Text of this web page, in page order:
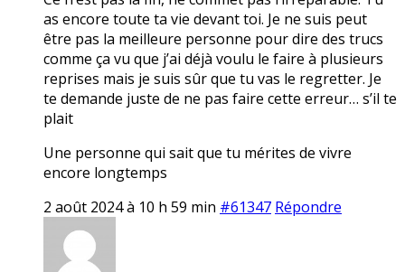
as encore toute ta vie devant toi. Je ne suis peut
être pas la meilleure personne pour dire des trucs
comme ça vu que j’ai déjà voulu le faire à plusieurs
reprises mais je suis sûr que tu vas le regretter. Je
te demande juste de ne pas faire cette erreur… s’il te
plait
Une personne qui sait que tu mérites de vivre
encore longtemps
2 août 2024 à 10 h 59 min #61347 Répondre